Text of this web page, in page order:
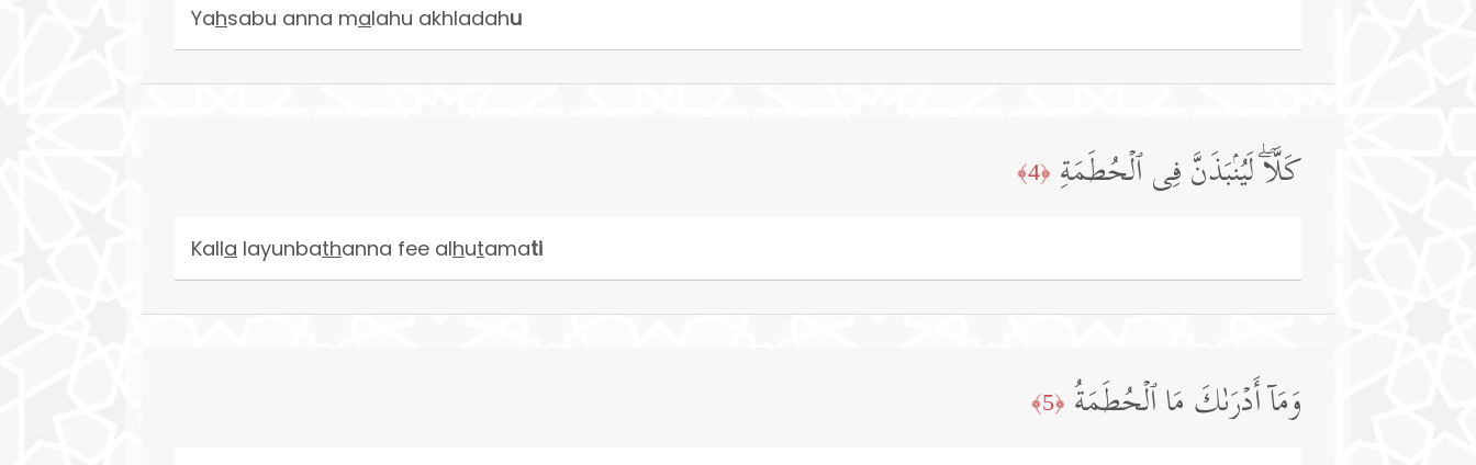
Yahsabu anna malahu akhladahu
كَلَّاۖ لَیُنۢبَذَنَّ فِی ٱلۡحُطَمَةِ ﴿4﴾
Kalla layunbathanna fee alhutamati
وَمَاۤ أَدۡرَىٰكَ مَا ٱلۡحُطَمَةُ ﴿5﴾